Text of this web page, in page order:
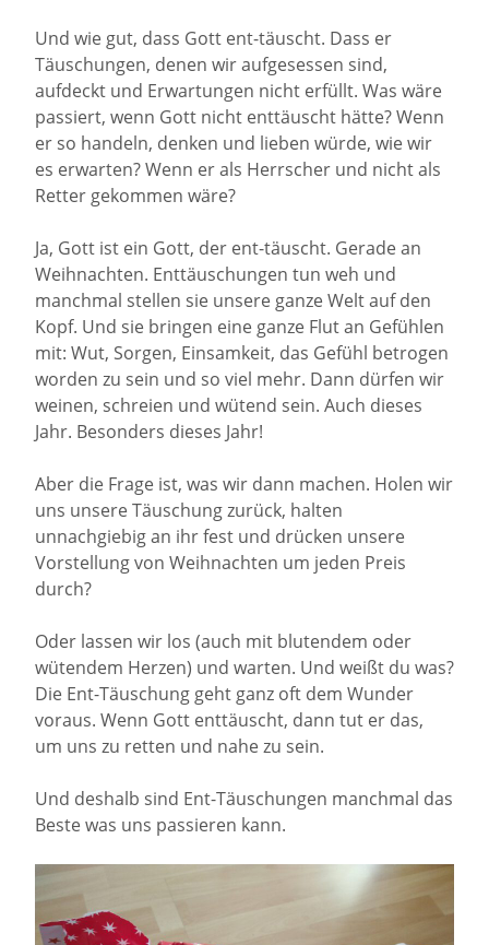
Und wie gut, dass Gott ent-täuscht. Dass er
Täuschungen, denen wir aufgesessen sind,
aufdeckt und Erwartungen nicht erfüllt. Was wäre
passiert, wenn Gott nicht enttäuscht hätte? Wenn
er so handeln, denken und lieben würde, wie wir
es erwarten? Wenn er als Herrscher und nicht als
Retter gekommen wäre?
Ja, Gott ist ein Gott, der ent-täuscht. Gerade an
Weihnachten. Enttäuschungen tun weh und
manchmal stellen sie unsere ganze Welt auf den
Kopf. Und sie bringen eine ganze Flut an Gefühlen
mit: Wut, Sorgen, Einsamkeit, das Gefühl betrogen
worden zu sein und so viel mehr. Dann dürfen wir
weinen, schreien und wütend sein. Auch dieses
Jahr. Besonders dieses Jahr!
Aber die Frage ist, was wir dann machen. Holen wir
uns unsere Täuschung zurück, halten
unnachgiebig an ihr fest und drücken unsere
Vorstellung von Weihnachten um jeden Preis
durch?
Oder lassen wir los (auch mit blutendem oder
wütendem Herzen) und warten. Und weißt du was?
Die Ent-Täuschung geht ganz oft dem Wunder
voraus. Wenn Gott enttäuscht, dann tut er das,
um uns zu retten und nahe zu sein.
Und deshalb sind Ent-Täuschungen manchmal das
Beste was uns passieren kann.